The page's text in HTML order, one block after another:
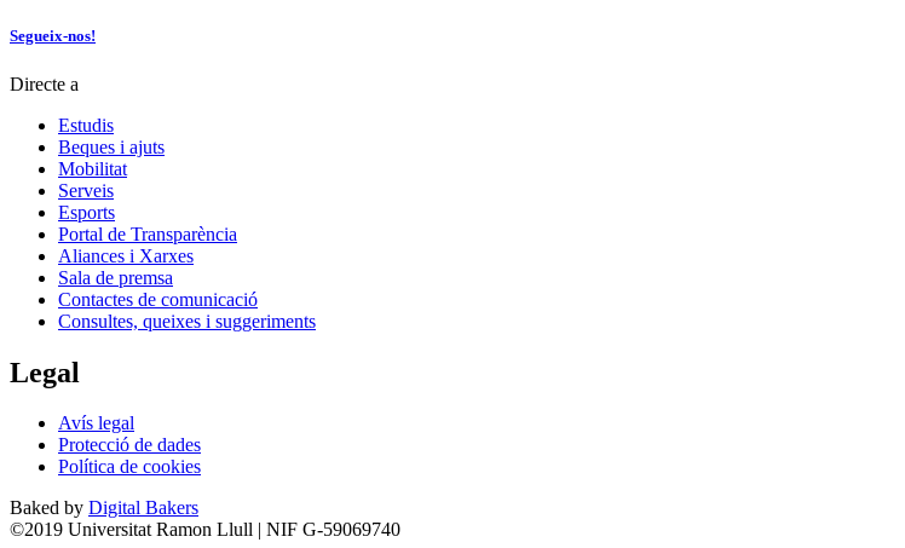
Segueix-nos!
Directe a
Estudis
Beques i ajuts
Mobilitat
Serveis
Esports
Portal de Transparència
Aliances i Xarxes
Sala de premsa
Contactes de comunicació
Consultes, queixes i suggeriments
Legal
Avís legal
Protecció de dades
Política de cookies
Baked by Digital Bakers
©2019 Universitat Ramon Llull | NIF G-59069740